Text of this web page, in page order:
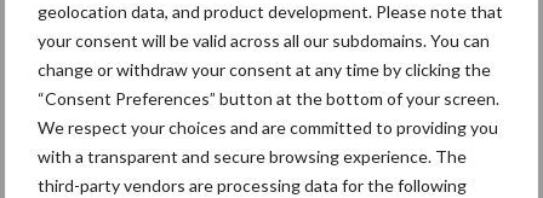
geolocation data, and product development. Please note that
your consent will be valid across all our subdomains. You can
change or withdraw your consent at any time by clicking the
“Consent Preferences” button at the bottom of your screen.
We respect your choices and are committed to providing you
with a transparent and secure browsing experience. The
third-party vendors are processing data for the following
Diergezondheid Bemesting Fokkerij
Mastitis Hittestress